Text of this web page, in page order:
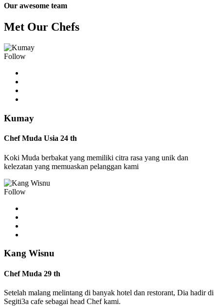
Our awesome team
Met Our Chefs
Follow
Kumay
Chef Muda Usia 24 th
Koki Muda berbakat yang memiliki citra rasa yang unik dan
kelezatan yang memuaskan pelanggan kami
Follow
Kang Wisnu
Chef Muda 29 th
Setelah malang melintang di banyak hotel dan restorant, Dia hadir di
Segiti3a cafe sebagai head Chef kami.